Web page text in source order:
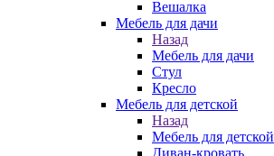
Вешалка
Мебель для дачи
Назад
Мебель для дачи
Стул
Кресло
Мебель для детской
Назад
Мебель для детской
Диван-кровать